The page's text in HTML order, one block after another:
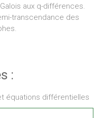
aux q-différences.
transcendance des
:
équations différentielles